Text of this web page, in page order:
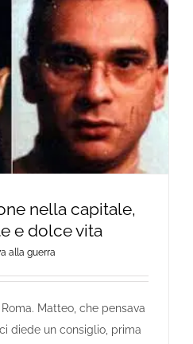
nella capitale,
e dolce vita
alla guerra
Matteo, che pensava
diede un consiglio, prima